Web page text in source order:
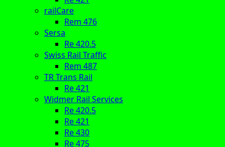
railCare
Rem 476
Sersa
Re 420.5
Swiss Rail Traffic
Rem 487
TR Trans Rail
Re 421
Widmer Rail Services
Re 420.5
Re 421
Re 430
Re 475